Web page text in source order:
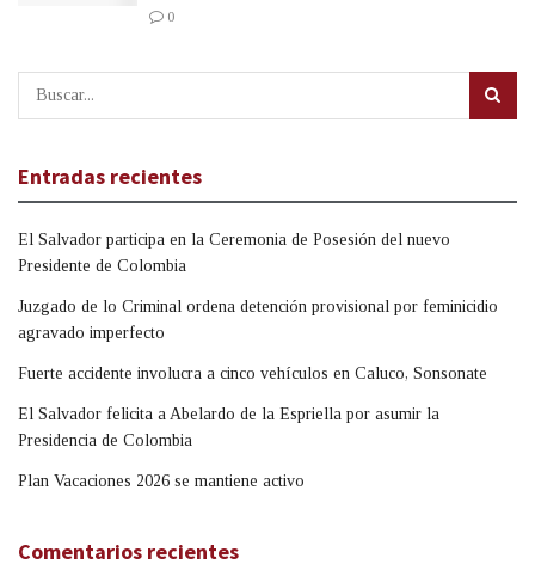
0
Entradas recientes
El Salvador participa en la Ceremonia de Posesión del nuevo
Presidente de Colombia
Juzgado de lo Criminal ordena detención provisional por feminicidio
agravado imperfecto
Fuerte accidente involucra a cinco vehículos en Caluco, Sonsonate
El Salvador felicita a Abelardo de la Espriella por asumir la
Presidencia de Colombia
Plan Vacaciones 2026 se mantiene activo
Comentarios recientes